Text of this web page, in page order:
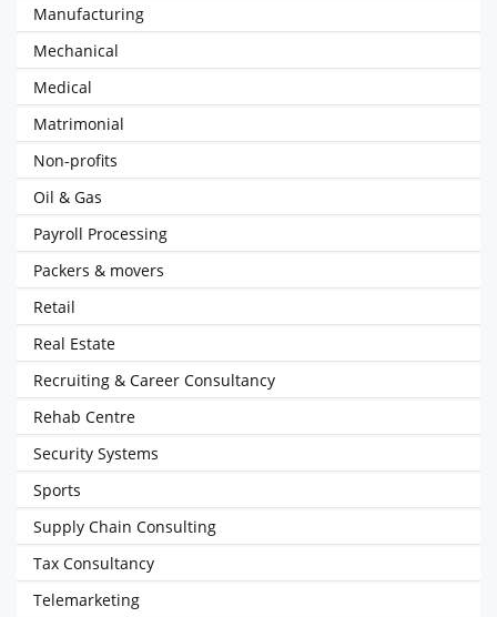
Manufacturing
Mechanical
Medical
Matrimonial
Non-profits
Oil & Gas
Payroll Processing
Packers & movers
Retail
Real Estate
Recruiting & Career Consultancy
Rehab Centre
Security Systems
Sports
Supply Chain Consulting
Tax Consultancy
Telemarketing